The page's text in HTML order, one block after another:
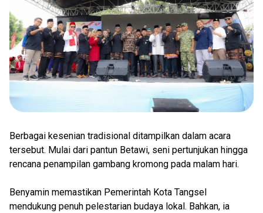
Berbagai kesenian tradisional ditampilkan dalam acara
tersebut. Mulai dari pantun Betawi, seni pertunjukan hingga
rencana penampilan gambang kromong pada malam hari.
Benyamin memastikan Pemerintah Kota Tangsel
mendukung penuh pelestarian budaya lokal. Bahkan, ia